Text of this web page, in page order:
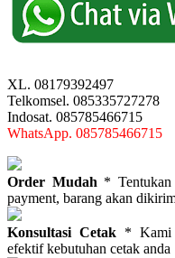
XL. 08179392497
Telkomsel. 085335727278
Indosat. 085785466715
WhatsApp. 085785466715
Order Mudah *
payment, barang akan
Konsultasi Cetak* Kami
efektif kebutuhan cetak anda